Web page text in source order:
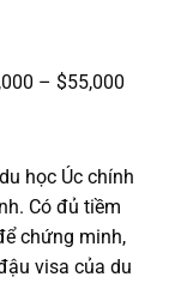
– $55,000
học Úc chính
Có đủ tiềm
chứng minh,
visa của du